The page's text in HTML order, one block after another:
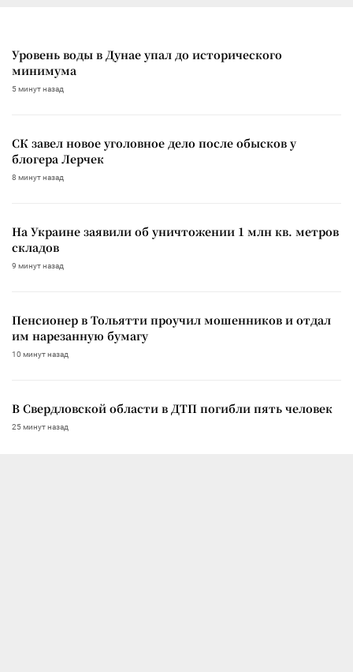
Уровень воды в Дунае упал до исторического
минимума
5 минут назад
СК завел новое уголовное дело после обысков у
блогера Лерчек
8 минут назад
На Украине заявили об уничтожении 1 млн кв. метров
складов
9 минут назад
Пенсионер в Тольятти проучил мошенников и отдал
им нарезанную бумагу
10 минут назад
В Свердловской области в ДТП погибли пять человек
25 минут назад